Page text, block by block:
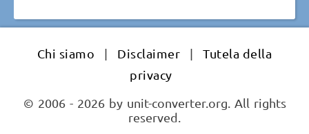
Chi siamo | Disclaimer |
Tutela della
privacy
© 2006 - 2026 by unit-converter.org. All rights
reserved.